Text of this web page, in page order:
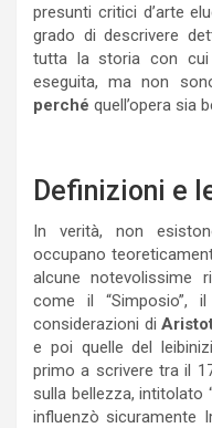
presunti critici d’arte
grado di descrivere
tutta la storia con cui
eseguita, ma non
perché quell’opera sia
Definizioni e
In verità, non
occupano
alcune notevolissime
come il “Simposio”,
considerazioni di
e poi quelle del
primo a scrivere tra il
sulla bellezza, intitolato
influenzò sicuramente